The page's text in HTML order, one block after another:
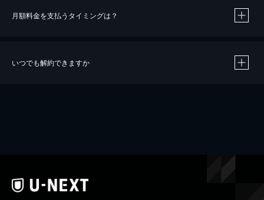
※40％ポイント還元の対象は、クレジットカード決済による作品の購入 / レンタルです。
iOSアプリのUコイン決済による作品の購入 / レンタルは、20％のポイント還元です。
月額料金を支払うタイミングは？
いつでも解約できますか